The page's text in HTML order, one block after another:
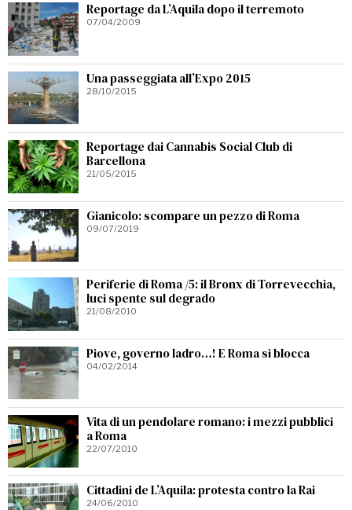
Reportage da L’Aquila dopo il terremoto
07/04/2009
Una passeggiata all’Expo 2015
28/10/2015
Reportage dai Cannabis Social Club di
Barcellona
21/05/2015
Gianicolo: scompare un pezzo di Roma
09/07/2019
Periferie di Roma /5: il Bronx di Torrevecchia,
luci spente sul degrado
21/08/2010
Piove, governo ladro…! E Roma si blocca
04/02/2014
Vita di un pendolare romano: i mezzi pubblici
a Roma
22/07/2010
Cittadini de L’Aquila: protesta contro la Rai
24/06/2010